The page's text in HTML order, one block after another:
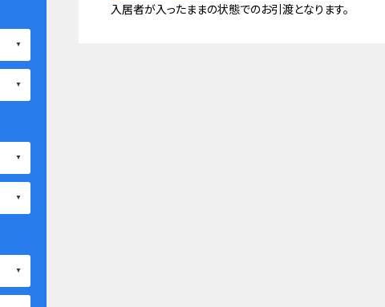
入居者が入ったままの状態でのお引渡となります。